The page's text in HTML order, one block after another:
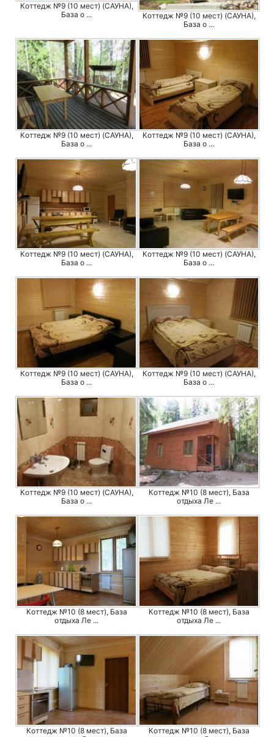
Коттедж №9 (10 мест) (САУНА),
База о ...
Коттедж №9 (10 мест) (САУНА),
База о ...
Коттедж №9 (10 мест) (САУНА),
База о ...
Коттедж №9 (10 мест) (САУНА),
База о ...
Коттедж №9 (10 мест) (САУНА),
База о ...
Коттедж №9 (10 мест) (САУНА),
База о ...
Коттедж №9 (10 мест) (САУНА),
База о ...
Коттедж №9 (10 мест) (САУНА),
База о ...
Коттедж №9 (10 мест) (САУНА),
База о ...
Коттедж №10 (8 мест), База
отдыха Ле ...
Коттедж №10 (8 мест), База
отдыха Ле ...
Коттедж №10 (8 мест), База
отдыха Ле ...
Коттедж №10 (8 мест), База
Коттедж №10 (8 мест), База